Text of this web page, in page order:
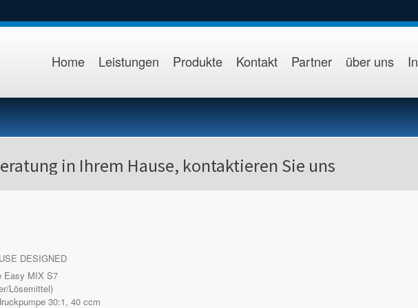
Home Leistungen Produkte Kontakt Partner über uns
in Ihrem Hause, kontaktieren Sie uns
DESIGNED
Easy MIX S7
Lösemittel)
30:1, 40 ccm